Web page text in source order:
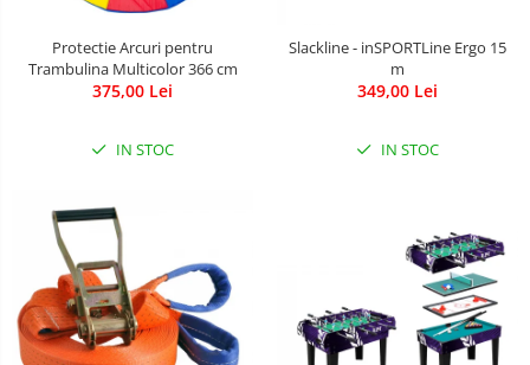
Protectie Arcuri pentru
Trambulina Multicolor 366 cm
375,00 Lei
IN STOC
Slackline - inSPORTLine Ergo 15
m
349,00 Lei
IN STOC